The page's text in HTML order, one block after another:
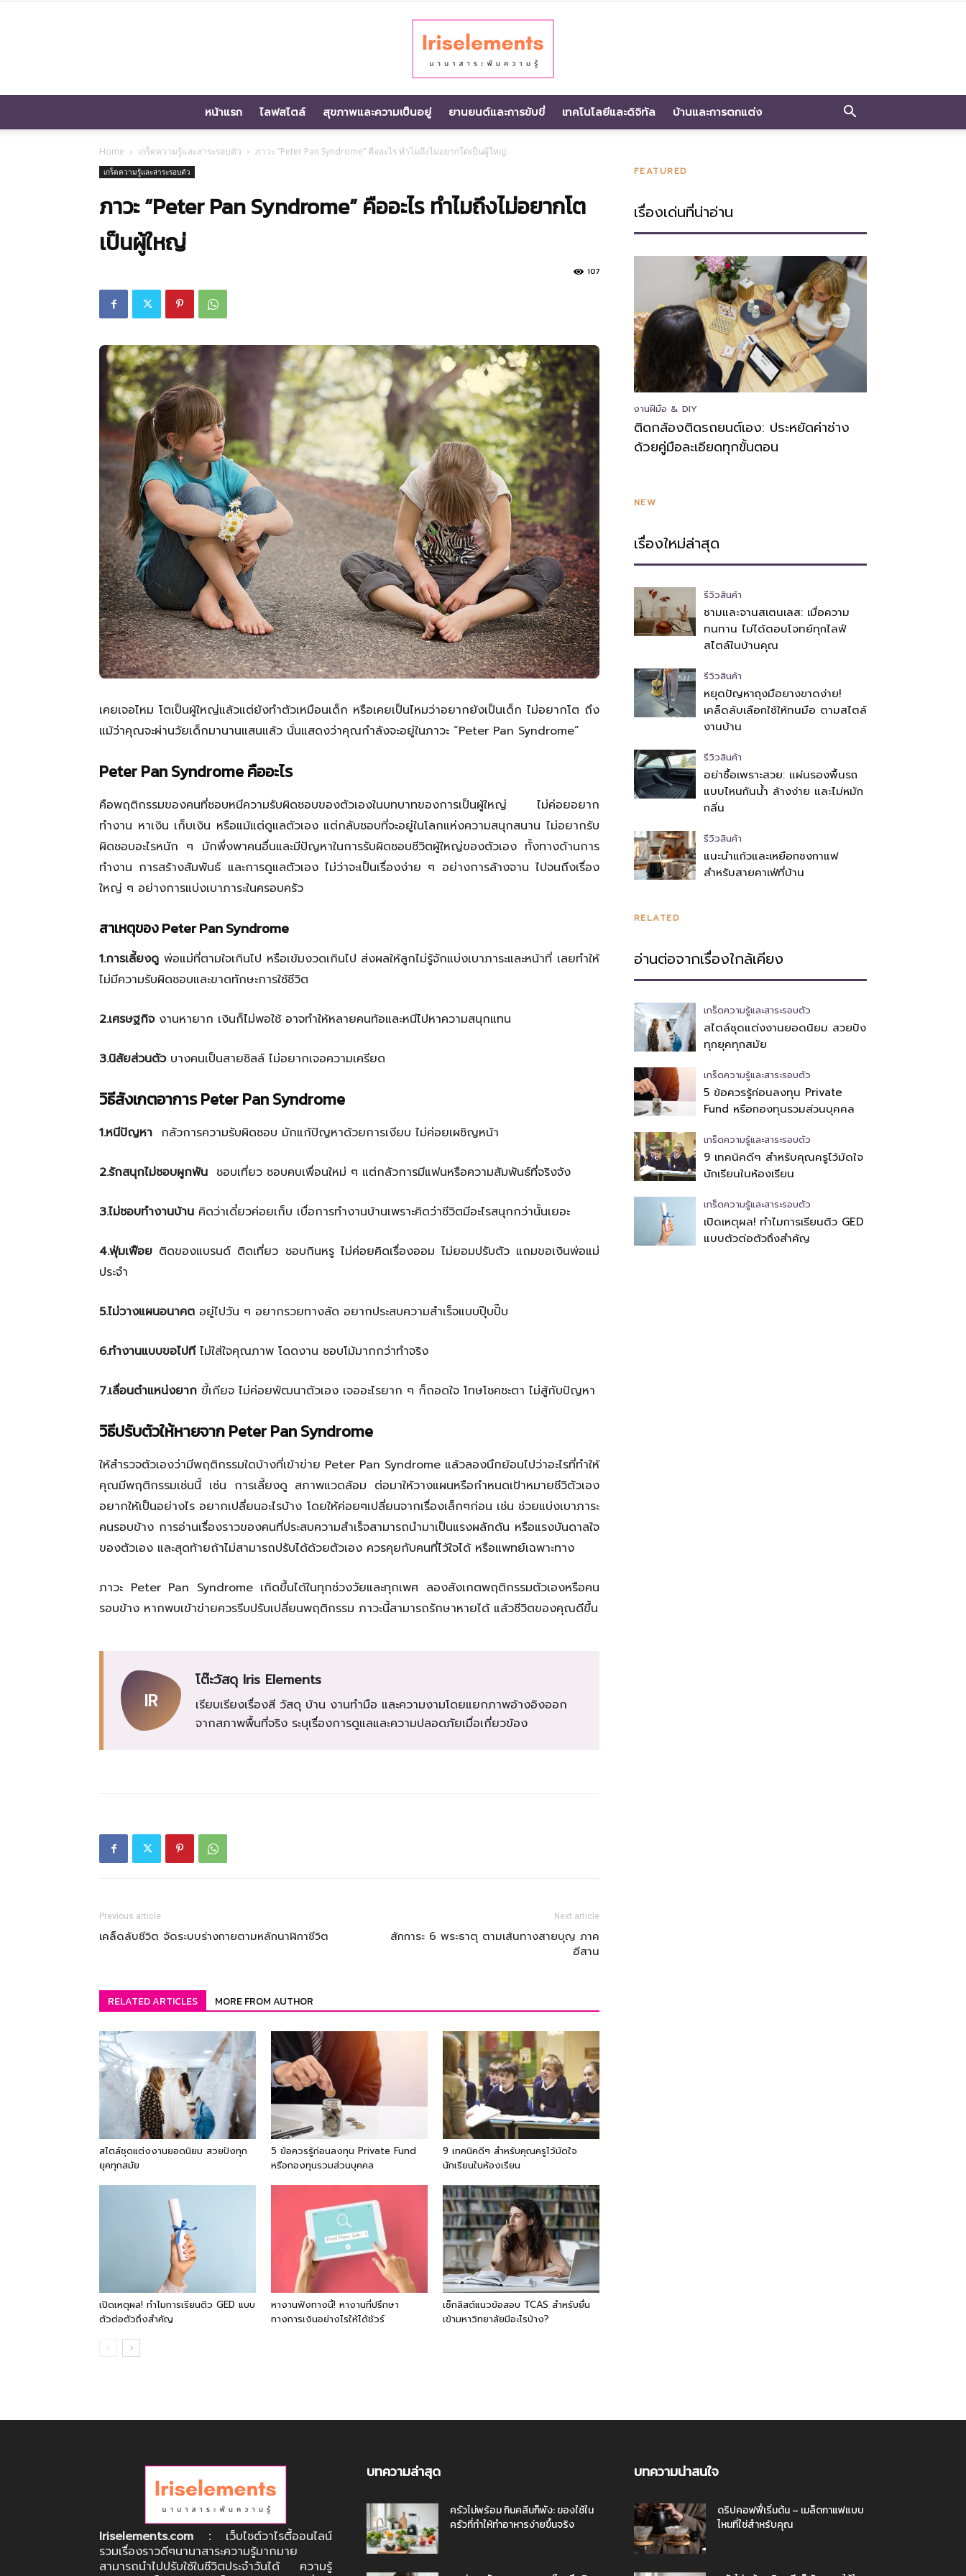
นานา
สาระ
ความ
รู้
แหล่ง
รู้
ที่
[iRiselements.com]
หน้าแรก ไลฟสไตล์ สุขภาพและความเป็นอยู่ ยานยนต์และการขับขี่ เทคโนโลยีและดิจิทัล บ้านและการตกแต่ง
Home เกร็ดความรู้และสาระรอบตัว ภาวะ “Peter Pan Syndrome” คืออะไร ทำไมถึงไม่อยากโตเป็นผู้ใหญ่
เกร็ดความรู้และสาระรอบตัว
ภาวะ “Peter Pan Syndrome” คืออะไร ทำไมถึงไม่อยากโต
เป็นผู้ใหญ่
107
เคยเจอไหม โตเป็นผู้ใหญ่แล้วแต่ยังทำตัวเหมือนเด็ก หรือเคยเป็นไหมว่าอยากยังเป็นเด็ก ไม่อยากโต ถึง
แม้ว่าคุณจะผ่านวัยเด็กมานานแสนแล้ว นั่นแสดงว่าคุณกำลังจะอยู่ในภาวะ “Peter Pan Syndrome”
Peter Pan Syndromeคืออะไร
คือพฤติกรรมของคนที่ชอบหนีความรับผิดชอบของตัวเองในบทบาทของการเป็นผู้ใหญ่ ไม่ค่อยอยาก
ทำงาน หาเงิน เก็บเงิน หรือแม้แต่ดูแลตัวเอง แต่กลับชอบที่จะอยู่ในโลกแห่งความสนุกสนาน ไม่อยากรับ
ผิดชอบอะไรหนัก ๆ มักพึ่งพาคนอื่นและมีปัญหาในการรับผิดชอบชีวิตผู้ใหญ่ของตัวเอง ทั้งทางด้านการ
ทำงาน การสร้างสัมพันธ์ และการดูแลตัวเอง ไม่ว่าจะเป็นเรื่องง่าย ๆ อย่างการล้างจาน ไปจนถึงเรื่อง
ใหญ่ ๆ อย่างการแบ่งเบาภาระในครอบครัว
สาเหตุของPeter Pan Syndrome
1.การเลี้ยงดู พ่อแม่ที่ตามใจเกินไป หรือเข้มงวดเกินไป ส่งผลให้ลูกไม่รู้จักแบ่งเบาภาระและหน้าที่ เลยทำให้
ไม่มีความรับผิดชอบและขาดทักษะการใช้ชีวิต
2.เศรษฐกิจงานหายาก เงินก็ไม่พอใช้ อาจทำให้หลายคนท้อและหนีไปหาความสนุกแทน
3.นิสัยส่วนตัวบางคนเป็นสายชิลล์ ไม่อยากเจอความเครียด
วิธีสังเกตอาการPeter Pan Syndrome
1.หนีปัญหา กลัวการความรับผิดชอบ มักแก้ปัญหาด้วยการเงียบ ไม่ค่อยเผชิญหน้า
2.รักสนุกไม่ชอบผูกพัน ชอบเที่ยว ชอบคบเพื่อนใหม่ ๆ แต่กลัวการมีแฟนหรือความสัมพันธ์ที่จริงจัง
3.ไม่ชอบทำงานบ้าน คิดว่าเดี๋ยวค่อยเก็บ เบื่อการทำงานบ้านเพราะคิดว่าชีวิตมีอะไรสนุกกว่านั้นเยอะ
4.ฟุ่มเฟือย ติดของแบรนด์ ติดเที่ยว ชอบกินหรู ไม่ค่อยคิดเรื่องออม ไม่ยอมปรับตัว แถมขอเงินพ่อแม่
ประจำ
5.ไม่วางแผนอนาคต อยู่ไปวัน ๆ อยากรวยทางลัด อยากประสบความสำเร็จแบบปุ๊บปั๊บ
6.ทำงานแบบขอไปทีไม่ใส่ใจคุณภาพ โดดงาน ชอบโม้มากกว่าทำจริง
7.เลื่อนตำแหน่งยาก ขี้เกียจ ไม่ค่อยพัฒนาตัวเอง เจออะไรยาก ๆ ก็ถอดใจ โทษโชคชะตา ไม่สู้กับปัญหา
วิธีปรับตัวให้หายจากPeter Pan Syndrome
ให้สำรวจตัวเองว่ามีพฤติกรรมใดบ้างที่เข้าข่าย Peter Pan Syndrome แล้วลองนึกย้อนไปว่าอะไรที่ทำให้
คุณมีพฤติกรรมเช่นนี้ เช่น การเลี้ยงดู สภาพแวดล้อม ต่อมาให้วางแผนหรือกำหนดเป้าหมายชีวิตัวเอง
อยากให้เป็นอย่างไร อยากเปลี่ยนอะไรบ้าง โดยให้ค่อยๆเปลี่ยนจากเรื่องเล็กๆก่อน เช่น ช่วยแบ่งเบาภาระ
คนรอบข้าง การอ่านเรื่องราวของคนที่ประสบความสำเร็จสามารถนำมาเป็นแรงผลักดัน หรือแรงบันดาลใจ
ของตัวเอง และสุดท้ายถ้าไม่สามารถปรับได้ด้วยตัวเอง ควรคุยกับคนที่ไว้ใจได้ หรือแพทย์เฉพาะทาง
ภาวะ Peter Pan Syndromeเกิดขึ้นได้ในทุกช่วงวัยและทุกเพศ ลองสังเกตพฤติกรรมตัวเองหรือคน
รอบข้าง หากพบเข้าข่ายควรรีบปรับเปลี่ยนพฤติกรรม ภาวะนี้สามารถรักษาหายได้ แล้วชีวิตของคุณดีขึ้น
IR
โต๊ะวัสดุ Iris Elements
เรียบเรียงเรื่องสี วัสดุ บ้าน งานทำมือ และความงามโดยแยกภาพอ้างอิงออก
จากสภาพพื้นที่จริง ระบุเรื่องการดูแลและความปลอดภัยเมื่อเกี่ยวข้อง
Previous article
เคล็ดลับชีวิต จัดระบบร่างกายตามหลักนาฬิกาชีวิต
Next article
สักการะ 6 พระธาตุ ตามเส้นทางสายบุญ ภาค
อีสาน
RELATED ARTICLES MORE FROM AUTHOR
สไตล์ชุดแต่งงานยอดนิยม สวยปังทุก
ยุคทุกสมัย
5 ข้อควรรู้ก่อนลงทุน Private Fund
หรือกองทุนรวมส่วนบุคคล
9 เทคนิคดีๆ สำหรับคุณครูไว้มัดใจ
นักเรียนในห้องเรียน
เปิดเหตุผล! ทำไมการเรียนติว GED แบบ
ตัวต่อตัวถึงสำคัญ
หางานฟังทางนี้! หางานที่ปรึกษา
ทางการเงินอย่างไรให้ได้ชัวร์
เช็กลิสต์แนวข้อสอบ TCAS สำหรับยื่น
เข้ามหาวิทยาลัยมีอะไรบ้าง?
FEATURED
เรื่องเด่นที่น่าอ่าน
งานฝีมือ & DIY
ติดกล้องติดรถยนต์เอง: ประหยัดค่าช่าง
ด้วยคู่มือละเอียดทุกขั้นตอน
NEW
เรื่องใหม่ล่าสุด
รีวิวสินค้า
ชามและจานสเตนเลส: เมื่อความ
ทนทาน ไม่ได้ตอบโจทย์ทุกไลฟ์
สไตล์ในบ้านคุณ
รีวิวสินค้า
หยุดปัญหาถุงมือยางขาดง่าย!
เคล็ดลับเลือกใช้ให้ทนมือ ตามสไตล์
งานบ้าน
รีวิวสินค้า
อย่าซื้อเพราะสวย: แผ่นรองพื้นรถ
แบบไหนกันน้ำ ล้างง่าย และไม่หมัก
กลิ่น
รีวิวสินค้า
แนะนำแก้วและเหยือกชงกาแฟ
สำหรับสายคาเฟ่ที่บ้าน
RELATED
อ่านต่อจากเรื่องใกล้เคียง
เกร็ดความรู้และสาระรอบตัว
สไตล์ชุดแต่งงานยอดนิยม สวยปัง
ทุกยุคทุกสมัย
เกร็ดความรู้และสาระรอบตัว
5 ข้อควรรู้ก่อนลงทุน Private
Fund หรือกองทุนรวมส่วนบุคคล
เกร็ดความรู้และสาระรอบตัว
9 เทคนิคดีๆ สำหรับคุณครูไว้มัดใจ
นักเรียนในห้องเรียน
เกร็ดความรู้และสาระรอบตัว
เปิดเหตุผล! ทำไมการเรียนติว GED
แบบตัวต่อตัวถึงสำคัญ
Iriselements.com : เว็บไซต์วาไรตี้ออนไลน์
รวมเรื่องราวดีๆนานาสาระความรู้มากมาย
สามารถนำไปปรับใช้ในชีวิตประจำวันได้ ความรู้
บทความล่าสุด
ครัวไม่พร้อม กินคลีนก็พัง: ของใช้ใน
ครัวที่ทำให้ทำอาหารง่ายขึ้นจริง
บทความน่าสนใจ
ดริปคอฟฟี่เริ่มต้น – เมล็ดกาแฟแบบ
ไหนที่ใช่สำหรับคุณ